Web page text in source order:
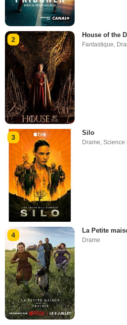
2
House of the
Fantastique
3
Silo
Drame,Science
4
La Petite
Drame